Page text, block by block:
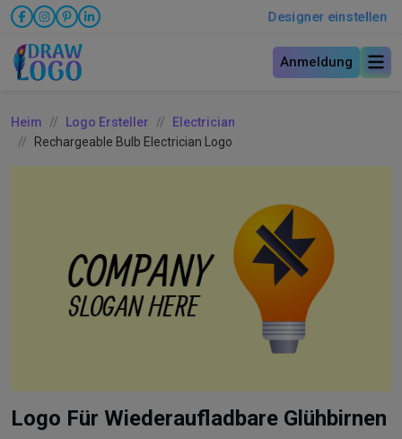
Designer einstellen
Anmeldung
Heim Logo Ersteller
Electrician
Rechargeable Bulb Electrician Logo
Logo Für Wiederaufladbare Glühbirnen